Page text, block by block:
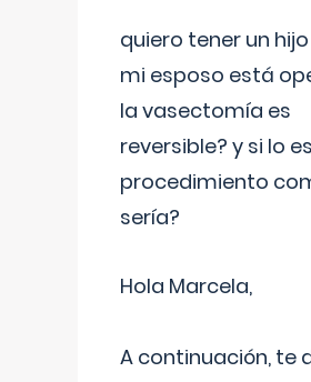
quiero tener un
mi esposo está
la vasectomía es
reversible? y si lo
procedimiento
sería?
Hola Marcela,
A continuación, te